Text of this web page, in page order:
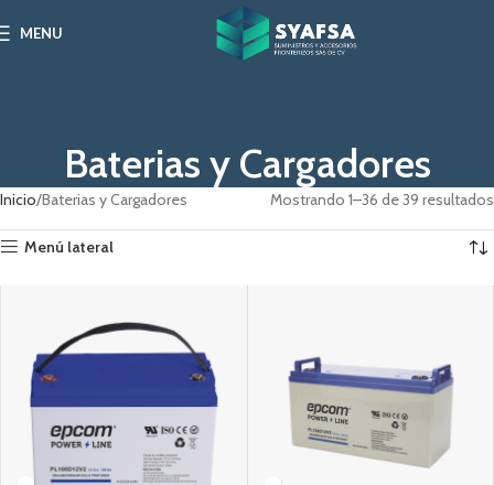
MENU
Baterias y Cargadores
Inicio Baterias y Cargadores Mostrando 1–36 de 39 resultados
Menú lateral